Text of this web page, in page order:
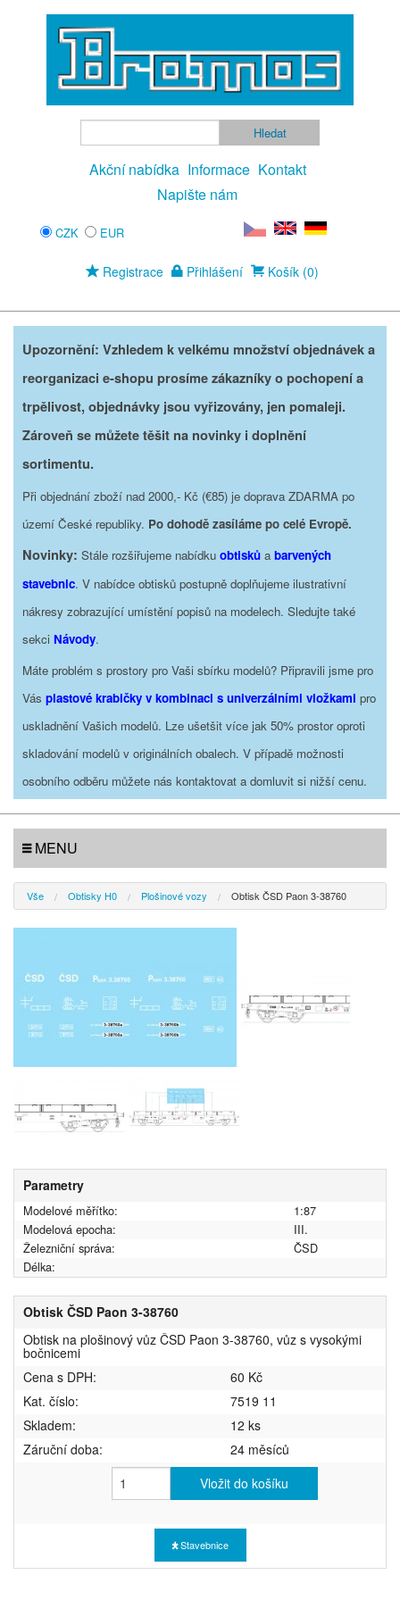
Akční nabídka Informace Kontakt
Napište nám
CZK EUR
Registrace Přihlášení Košík (0)
Upozornění: Vzhledem k velkému množství objednávek a
reorganizaci e-shopu prosíme zákazníky o pochopení a
trpělivost, objednávky jsou vyřizovány, jen pomaleji.
Zároveň se můžete těšit na novinky i doplnění
sortimentu.
Při objednání zboží nad 2000,- Kč (€85) je doprava ZDARMA po
území České republiky. Po dohodě zasíláme po celé Evropě.
Novinky: Stále rozšiřujeme nabídku obtisků a barvených
stavebnic. V nabídce obtisků postupně doplňujeme ilustrativní
nákresy zobrazující umístění popisů na modelech. Sledujte také
sekci Návody.
Máte problém s prostory pro Vaši sbírku modelů? Připravili jsme pro
Vás plastové krabičky v kombinaci s univerzálními vložkami pro
uskladnění Vašich modelů. Lze ušetšit více jak 50% prostor oproti
skladování modelů v originálních obalech. V případě možnosti
osobního odběru můžete nás kontaktovat a domluvit si nižší cenu.
MENU
Vše Obtisky H0 Plošinové vozy Obtisk ČSD Paon 3-38760
Parametry
Modelové měřítko:
1:87
Modelová epocha:
III.
Železniční správa:
ČSD
Délka:
Obtisk ČSD Paon 3-38760
Obtisk na plošinový vůz ČSD Paon 3-38760, vůz s vysokými
bočnicemi
Cena s DPH:
60 Kč
Kat. číslo:
7519 11
Skladem:
12 ks
Záruční doba:
24 měsíců
Vložit do košíku
Stavebnice